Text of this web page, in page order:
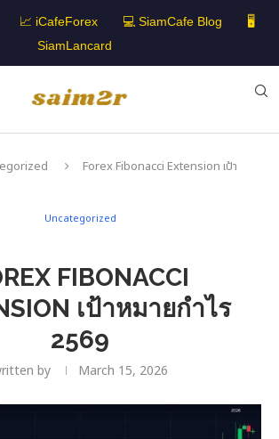
📈 iCafeForex 💻 SiamCafe Blog
🖥️
SiamLancard
Forex Fibonacci Extension เป้า
Uncategorized
FIBONACCI
เป้าหมายกำไร
2569
by March 15, 2026